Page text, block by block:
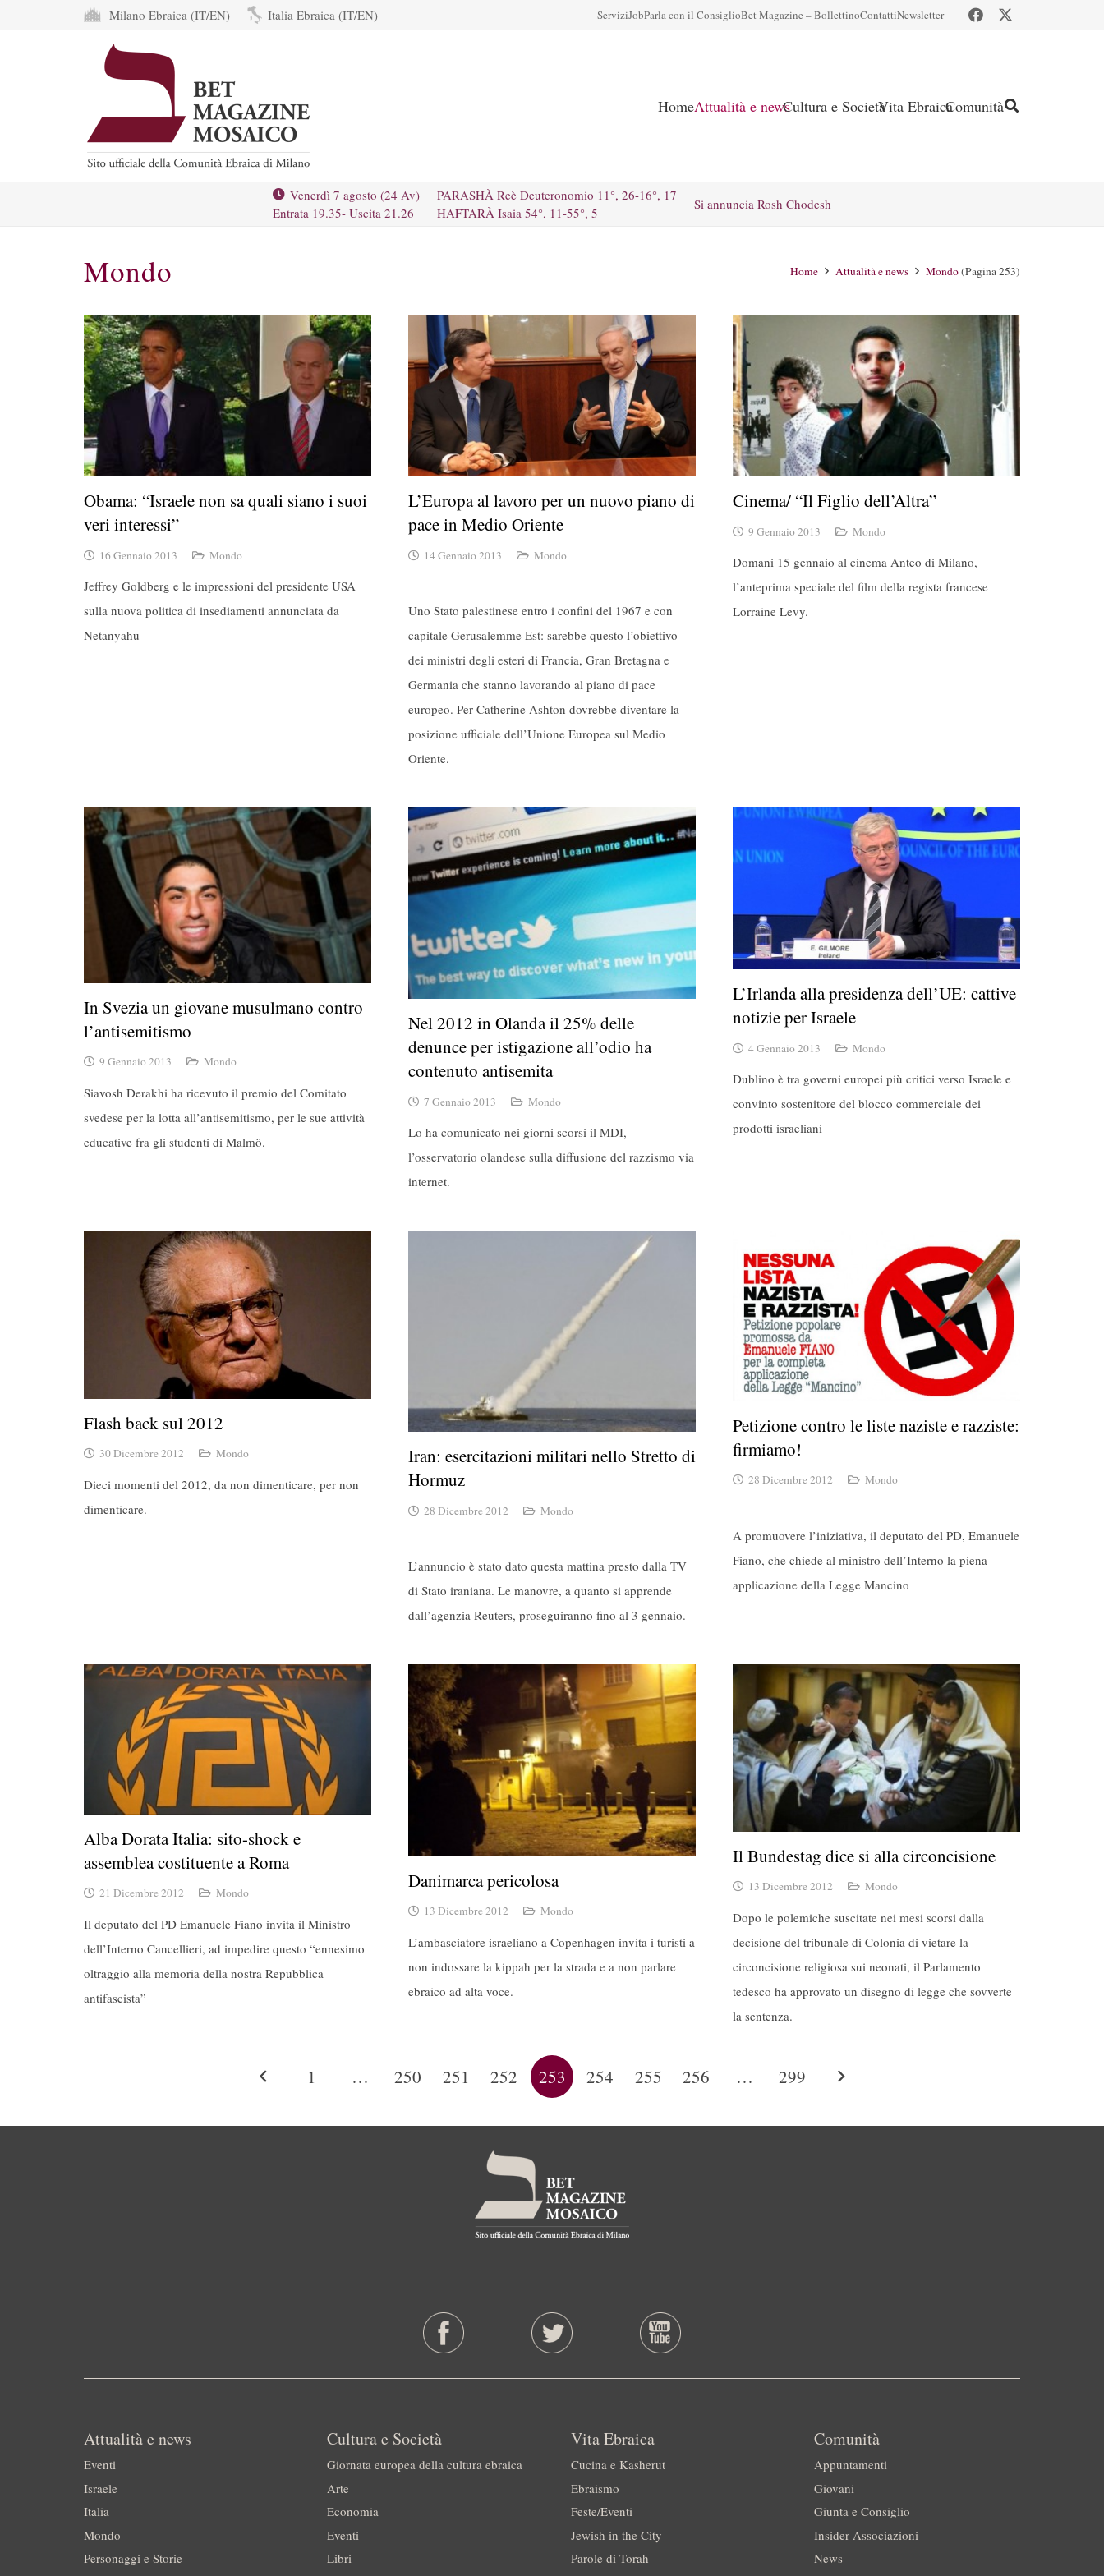
Milano Ebraica (IT/EN) Italia Ebraica (IT/EN) ServiziJobParla con il ConsiglioBet Magazine – BollettinoContattiNewsletter
HomeAttualità e newsCultura e SocietàVita EbraicaComunità
Venerdì 7 agosto (24 Av)
Entrata 19.35- Uscita 21.26
PARASHÀ Reè Deuteronomio 11°, 26-16°, 17
HAFTARÀ Isaia 54°, 11-55°, 5
Si annuncia Rosh Chodesh
Mondo Home Attualità e news Mondo(Pagina 253)
Obama: “Israele non sa quali siano i suoi
veri interessi”
16 Gennaio 2013 Mondo
Jeffrey Goldberg e le impressioni del presidente USA
sulla nuova politica di insediamenti annunciata da
Netanyahu
L’Europa al lavoro per un nuovo piano di
pace in Medio Oriente
14 Gennaio 2013 Mondo
Uno Stato palestinese entro i confini del 1967 e con
capitale Gerusalemme Est: sarebbe questo l’obiettivo
dei ministri degli esteri di Francia, Gran Bretagna e
Germania che stanno lavorando al piano di pace
europeo. Per Catherine Ashton dovrebbe diventare la
posizione ufficiale dell’Unione Europea sul Medio
Oriente.
Cinema/ “Il Figlio dell’Altra”
9 Gennaio 2013 Mondo
Domani 15 gennaio al cinema Anteo di Milano,
l’anteprima speciale del film della regista francese
Lorraine Levy.
In Svezia un giovane musulmano contro
l’antisemitismo
9 Gennaio 2013 Mondo
Siavosh Derakhi ha ricevuto il premio del Comitato
svedese per la lotta all’antisemitismo, per le sue attività
educative fra gli studenti di Malmö.
Nel 2012 in Olanda il 25% delle
denunce per istigazione all’odio ha
contenuto antisemita
7 Gennaio 2013 Mondo
Lo ha comunicato nei giorni scorsi il MDI,
l’osservatorio olandese sulla diffusione del razzismo via
internet.
L’Irlanda alla presidenza dell’UE: cattive
notizie per Israele
4 Gennaio 2013 Mondo
Dublino è tra governi europei più critici verso Israele e
convinto sostenitore del blocco commerciale dei
prodotti israeliani
Flash back sul 2012
30 Dicembre 2012 Mondo
Dieci momenti del 2012, da non dimenticare, per non
dimenticare.
Iran: esercitazioni militari nello Stretto di
Hormuz
28 Dicembre 2012 Mondo
L’annuncio è stato dato questa mattina presto dalla TV
di Stato iraniana. Le manovre, a quanto si apprende
dall’agenzia Reuters, proseguiranno fino al 3 gennaio.
Petizione contro le liste naziste e razziste:
firmiamo!
28 Dicembre 2012 Mondo
A promuovere l’iniziativa, il deputato del PD, Emanuele
Fiano, che chiede al ministro dell’Interno la piena
applicazione della Legge Mancino
Alba Dorata Italia: sito-shock e
assemblea costituente a Roma
21 Dicembre 2012 Mondo
Il deputato del PD Emanuele Fiano invita il Ministro
dell’Interno Cancellieri, ad impedire questo “ennesimo
oltraggio alla memoria della nostra Repubblica
antifascista”
Danimarca pericolosa
13 Dicembre 2012 Mondo
L’ambasciatore israeliano a Copenhagen invita i turisti a
non indossare la kippah per la strada e a non parlare
ebraico ad alta voce.
Il Bundestag dice si alla circoncisione
13 Dicembre 2012 Mondo
Dopo le polemiche suscitate nei mesi scorsi dalla
decisione del tribunale di Colonia di vietare la
circoncisione religiosa sui neonati, il Parlamento
tedesco ha approvato un disegno di legge che sovverte
la sentenza.
1 … 250 251 252 253 254 255 256 … 299
Attualità e news
Eventi
Israele
Italia
Mondo
Personaggi e Storie
Cultura e Società
Giornata europea della cultura ebraica
Arte
Economia
Eventi
Libri
Vita Ebraica
Cucina e Kasherut
Ebraismo
Feste/Eventi
Jewish in the City
Parole di Torah
Comunità
Appuntamenti
Giovani
Giunta e Consiglio
Insider-Associazioni
News